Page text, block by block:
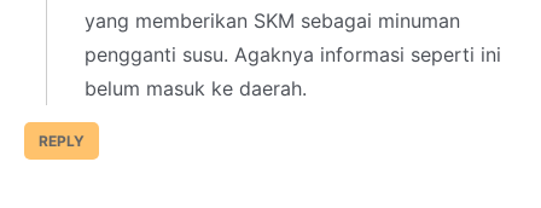
yang memberikan SKM sebagai minuman
pengganti susu. Agaknya informasi seperti ini
belum masuk ke daerah.
REPLY